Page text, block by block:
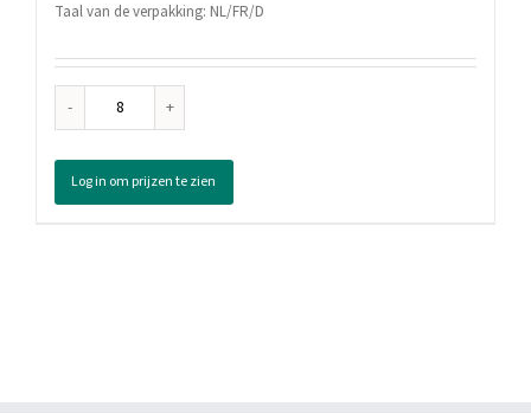
Taal van de verpakking: NL/FR/D
Dreft
Normaal
15
Wasbeurten,
Log in om prijzen te zien